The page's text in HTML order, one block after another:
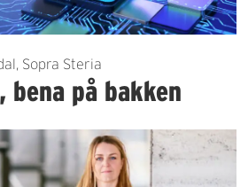
Sopra Steria
bena på bakken